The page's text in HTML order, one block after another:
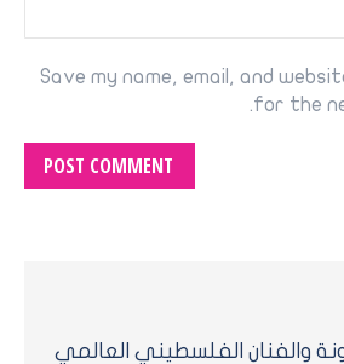
Save my name, email, and
for the
POST COMMENT
والفنان الفلسطيني العالمي